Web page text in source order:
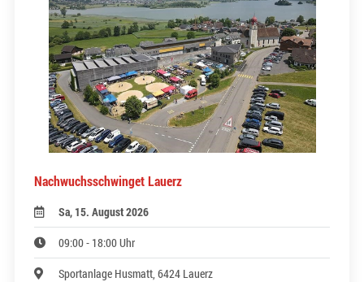
Nachwuchsschwinget Lauerz
Sa, 15. August 2026
09:00 - 18:00 Uhr
Sportanlage Husmatt, 6424 Lauerz